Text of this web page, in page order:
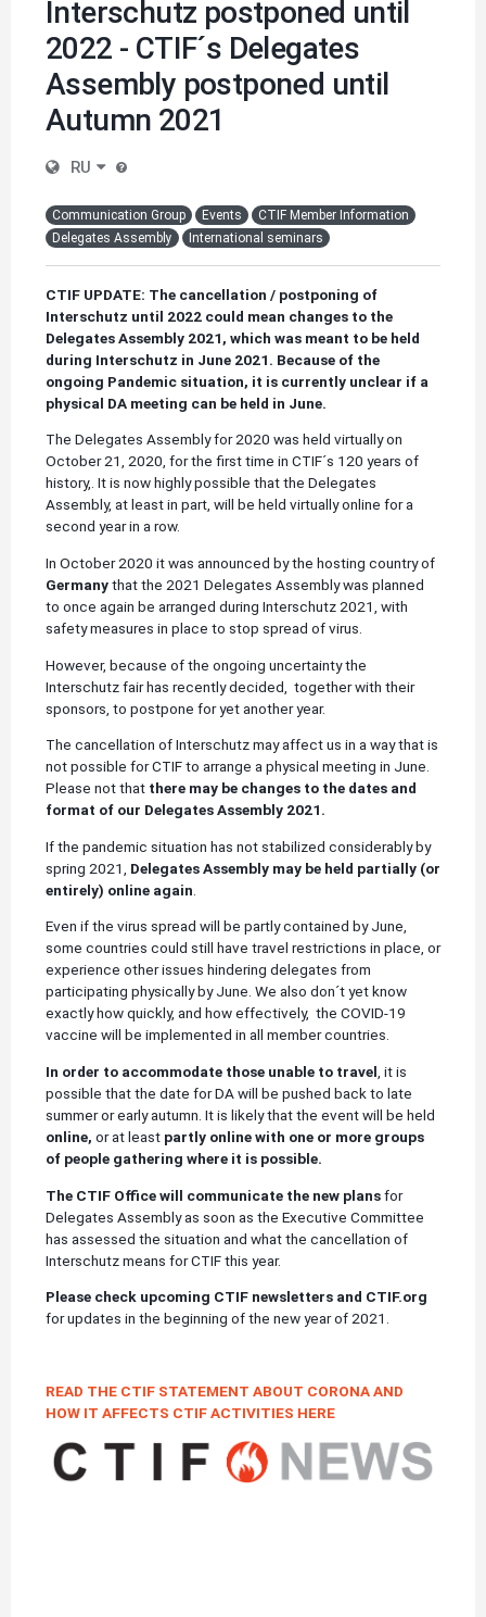
Interschutz postponed until
2022 - CTIF´s Delegates
Assembly postponed until
Autumn 2021
RU
Communication Group Events
CTIF Member Information
Delegates Assembly
International seminars
CTIF UPDATE: The cancellation / postponing of
Interschutz until 2022 could mean changes to the
Delegates Assembly 2021, which was meant to be held
during Interschutz in June 2021. Because of the
ongoing Pandemic situation, it is currently unclear if a
physical DA meeting can be held in June.
The Delegates Assembly for 2020 was held virtually on
October 21, 2020, for the first time in CTIF´s 120 years of
history,. It is now highly possible that the Delegates
Assembly, at least in part, will be held virtually online for a
second year in a row.
In October 2020 it was announced by the hosting country of
Germanythat the 2021 Delegates Assembly was planned
to once again be arranged during Interschutz 2021, with
safety measures in place to stop spread of virus.
However, because of the ongoing uncertainty the
Interschutz fair has recently decided, together with their
sponsors, to postpone for yet another year.
The cancellation of Interschutz may affect us in a way that is
not possible for CTIF to arrange a physical meeting in June.
Please not that there may be changes to the dates and
format of our Delegates Assembly 2021.
If the pandemic situation has not stabilized considerably by
spring 2021, Delegates Assembly may be held partially (or
entirely) online again
Even if the virus spread will be partly contained by June,
some countries could still have travel restrictions in place, or
experience other issues hindering delegates from
participating physically by June. We also don´t yet know
exactly how quickly, and how effectively, the COVID-19
vaccine will be implemented in all member countries.
In order to accommodate those unable to travel , it is
possible that the date for DA will be pushed back to late
summer or early autumn. It is likely that the event will be held
online, or at least partly online with one or more groups
of people gathering where it is possible.
The CTIF Office will communicate the new plansfor
Delegates Assembly as soon as the Executive Committee
has assessed the situation and what the cancellation of
Interschutz means for CTIF this year.
Please check upcoming CTIF newsletters and CTIF.org
for updates in the beginning of the new year of 2021.
READ THE CTIF STATEMENT ABOUT CORONA AND
HOW IT AFFECTS CTIF ACTIVITIES HERE